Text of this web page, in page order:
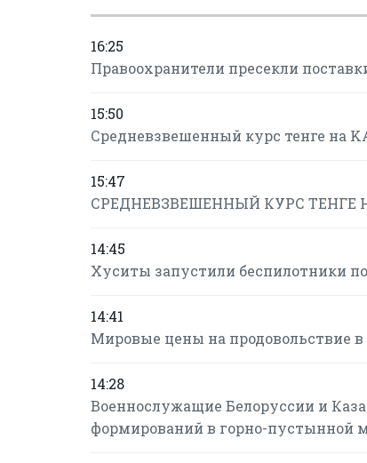
16:25
Правоохранители пресекли
15:50
Средневзвешенный курс тенге на
15:47
СРЕДНЕВЗВЕШЕННЫЙ КУРС ТЕНГЕ
14:45
Хуситы запустили беспилотники
14:41
Мировые цены на продовольствие
14:28
Военнослужащие Белоруссии и
формирований в горно-пустынной